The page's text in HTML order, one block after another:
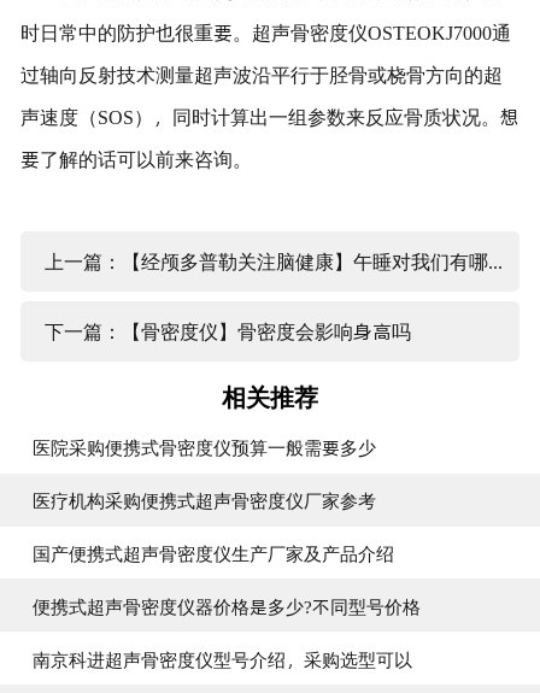
时日常中的防护也很重要。超声骨密度仪OSTEOKJ7000通
过轴向反射技术测量超声波沿平行于胫骨或桡骨方向的超
声速度（SOS），同时计算出一组参数来反应骨质状况。想
要了解的话可以前来咨询。
上一篇：【经颅多普勒关注脑健康】午睡对我们有哪些好处
下一篇：【骨密度仪】骨密度会影响身高吗
相关推荐
医院采购便携式骨密度仪预算一般需要多少
医疗机构采购便携式超声骨密度仪厂家参考
国产便携式超声骨密度仪生产厂家及产品介绍
便携式超声骨密度仪器价格是多少?不同型号价格
南京科进超声骨密度仪型号介绍，采购选型可以